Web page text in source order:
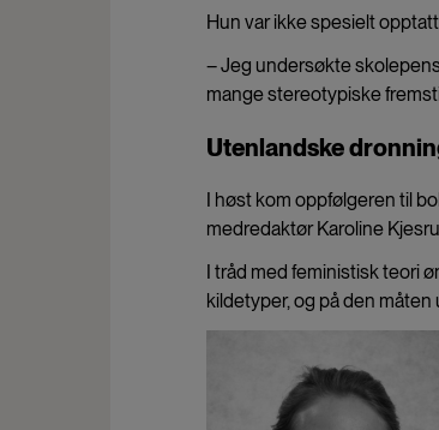
Hun var ikke spesielt
– Jeg undersøkte
mange stereotypiske
Utenlandske
I høst kom oppfølgeren til
medredaktør Karoline
I tråd med feministisk teori
kildetyper, og på den